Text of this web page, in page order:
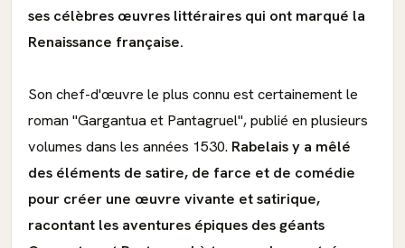
ses célèbres œuvres littéraires qui ont marqué la
Renaissance française.
Son chef-d'œuvre le plus connu est certainement le
roman "Gargantua et Pantagruel", publié en plusieurs
volumes dans les années 1530. Rabelais y a mêlé
des éléments de satire, de farce et de comédie
pour créer une œuvre vivante et satirique,
racontant les aventures épiques des géants